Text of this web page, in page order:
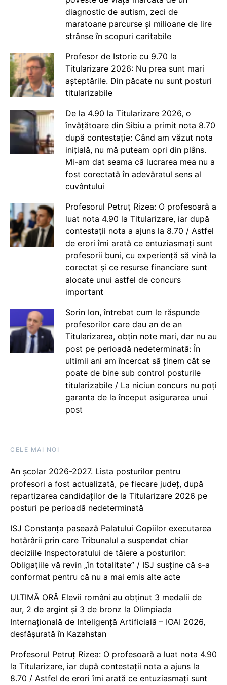
diagnostic de autism, zeci de
maratoane parcurse și milioane de lire
strânse în scopuri caritabile
Profesor de Istorie cu 9.70 la
Titularizare 2026: Nu prea sunt mari
așteptările. Din păcate nu sunt posturi
titularizabile
De la 4.90 la Titularizare 2026, o
învățătoare din Sibiu a primit nota 8.70
după contestație: Când am văzut nota
inițială, nu mă puteam opri din plâns.
Mi-am dat seama că lucrarea mea nu a
fost corectată în adevăratul sens al
cuvântului
Profesorul Petruț Rizea: O profesoară a
luat nota 4.90 la Titularizare, iar după
contestații nota a ajuns la 8.70 / Astfel
de erori îmi arată ce entuziasmați sunt
profesorii buni, cu experiență să vină la
corectat și ce resurse financiare sunt
alocate unui astfel de concurs
important
Sorin Ion, întrebat cum le răspunde
profesorilor care dau an de an
Titularizarea, obțin note mari, dar nu au
post pe perioadă nedeterminată: În
ultimii ani am încercat să ținem cât se
poate de bine sub control posturile
titularizabile / La niciun concurs nu poți
garanta de la început asigurarea unui
post
CELE MAI NOI
An școlar 2026-2027. Lista posturilor pentru
profesori a fost actualizată, pe fiecare județ, după
repartizarea candidaților de la Titularizare 2026 pe
posturi pe perioadă nedeterminată
ISJ Constanța pasează Palatului Copiilor executarea
hotărârii prin care Tribunalul a suspendat chiar
deciziile Inspectoratului de tăiere a posturilor:
Obligațiile vă revin „în totalitate” / ISJ susține că s-a
conformat pentru că nu a mai emis alte acte
ULTIMĂ ORĂ Elevii români au obținut 3 medalii de
aur, 2 de argint și 3 de bronz la Olimpiada
Internațională de Inteligență Artificială – IOAI 2026,
desfășurată în Kazahstan
Profesorul Petruț Rizea: O profesoară a luat nota 4.90
la Titularizare, iar după contestații nota a ajuns la
8.70 / Astfel de erori îmi arată ce entuziasmați sunt